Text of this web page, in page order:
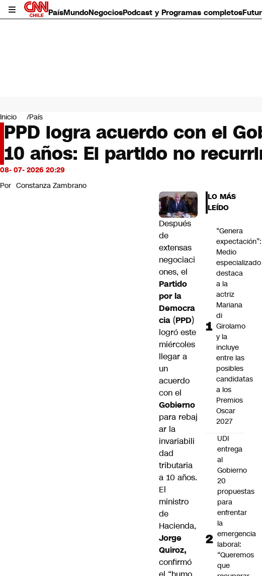
PaísMundoNegociosPodcast y Programas completos
Mundo
Negocios
Deportes
Programas completos
Cultura
Servicios
Bits
CNN Data
Inicio País
PPD logra acuerdo con el
10 años: El partido no
08- 07- 2026 20:29
Por Constanza Zambrano
Después
de
extensas
negociaci
ones, el
Partido
por la
Democra
cia (PPD)
logró este
miércoles
llegar a
un
acuerdo
con el
Gobierno
para rebaj
ar la
invariabili
dad
tributaria
a 10 años.
El
ministro
de
Hacienda,
Jorge
Quiroz,
confirmó
LO MÁS
LEÍDO
“Genera
expectación”:
Medio
especializado
destaca
a la
actriz
Mariana
di
Girolamo
y la
incluye
entre las
posibles
candidatas
a los
Premios
Oscar
2027
UDI
entrega
al
Gobierno
20
propuestas
para
enfrentar
la
emergencia
laboral:
“Queremos
que